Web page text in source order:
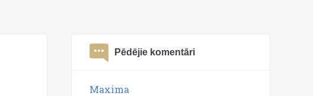
Pēdējie komentāri
Maxima